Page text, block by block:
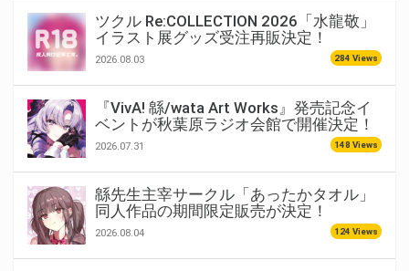
ツクル Re:COLLECTION 2026「水龍敬」
イラスト展グッズ受注再販決定！
2026.08.03 284 Views
『VivA! 緜/wata Art Works』発売記念イ
ベントが秋葉原ラジオ会館で開催決定！
2026.07.31 148 Views
緜先生主宰サークル「あったかタオル」
同人作品の期間限定販売が決定！
2026.08.04 124 Views